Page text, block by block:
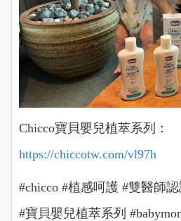
Chicco寶貝嬰兒植萃系列：
https://chiccotw.com/vl97h
#chicco #植感呵護 #雙醫師
#寶貝嬰兒植萃系列